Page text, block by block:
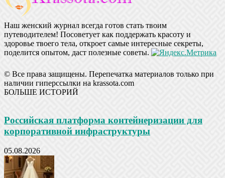
Наш женский журнал всегда готов стать твоим
путеводителем! Посоветует как поддержать красоту и
здоровье твоего тела, откроет самые интересные секреты,
поделится опытом, даст полезные советы.
© Все права защищены. Перепечатка материалов только при
наличии гиперссылки на krassota.com
БОЛЬШЕ ИСТОРИЙ
Российская платформа контейнеризации для
корпоративной инфраструктуры
05.08.2026